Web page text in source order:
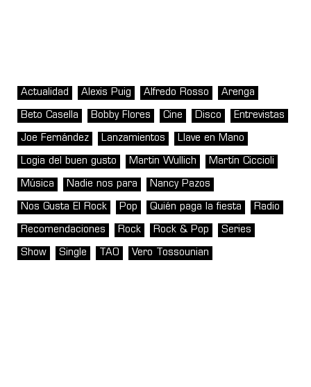
Actualidad Alexis Puig Alfredo Rosso Arenga
Beto Casella Bobby Flores Cine Disco Entrevistas
Joe Fernández Lanzamientos Llave en Mano
Logia del buen gusto Martin Wullich Martín Ciccioli
Música Nadie nos para Nancy Pazos
Nos Gusta El Rock Pop Quién paga la fiesta Radio
Recomendaciones Rock Rock & Pop Series
Show Single TAO Vero Tossounian